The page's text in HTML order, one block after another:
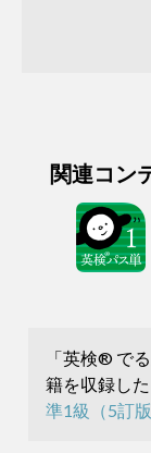
関連コン
「英検® で
籍を収録し
準1級（5訂版